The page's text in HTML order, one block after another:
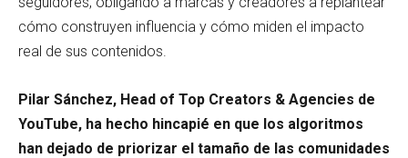
cómo construyen influencia y cómo miden el impacto
real de sus contenidos.
Pilar Sánchez, Head of Top Creators & Agencies de
YouTube, ha hecho hincapié en que los algoritmos
han dejado de priorizar el tamaño de las comunidades